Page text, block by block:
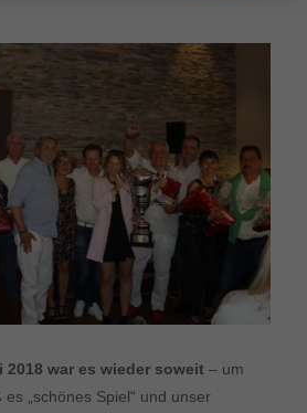
2018 war es wieder soweit– um
„schönes Spiel“ und unser